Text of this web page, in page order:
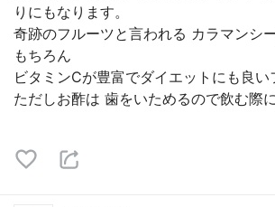
りにもなります。
奇跡のフルーツと言われる カラマンシ
もちろん
ビタミンCが豊富でダイエットにも良い
ただしお酢は 歯をいためるので飲む際